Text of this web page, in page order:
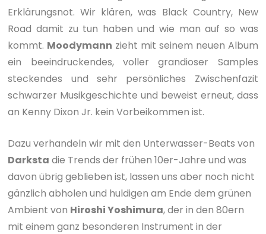
Erklärungsnot. Wir klären, was Black Country, New
Road damit zu tun haben und wie man auf so was
kommt. Moodymann zieht mit seinem neuen Album
ein beeindruckendes, voller grandioser Samples
steckendes und sehr persönliches Zwischenfazit
schwarzer Musikgeschichte und beweist erneut, dass
an Kenny Dixon Jr. kein Vorbeikommen ist.
Dazu verhandeln wir mit den Unterwasser-Beats von
Darksta die Trends der frühen 10er-Jahre und was
davon übrig geblieben ist, lassen uns aber noch nicht
gänzlich abholen und huldigen am Ende dem grünen
Ambient von Hiroshi Yoshimura, der in den 80ern
mit einem ganz besonderen Instrument in der